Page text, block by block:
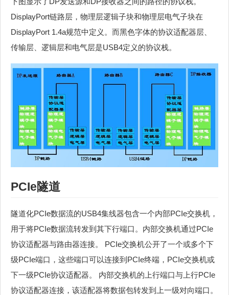
DisplayPort链路层，物理层逻辑子块和物理层电气子块在
DisplayPort 1.4a规范中定义。而黑色字体的协议适配器层、
传输层、逻辑层和电气层是USB4定义的协议栈。
PCIe隧道
隧道化PCIe数据流的USB4集线器包含一个内部PCIe交换机，
用于将PCIe数据流转发到其下行端口。内部交换机通过PCIe
协议适配器与路由器连接。 PCIe交换机公开了一个或多个下
级PCIe端口，这些端口可以连接到PCIe终端，PCIe交换机或
下一级PCIe协议适配器。 内部交换机的上行端口与上行PCIe
协议适配器连接，该适配器将数据包转发到上一级对向端口。